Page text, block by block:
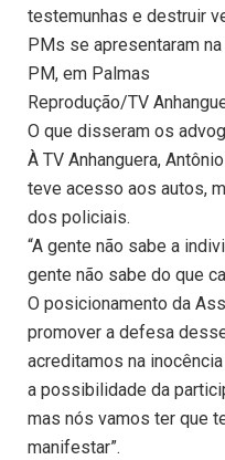
testemunhas e destruir
PMs se apresentaram
PM, em Palmas
Reprodução/TV
O que disseram os
À TV Anhanguera,
teve acesso aos autos,
dos policiais.
“A gente não sabe a
gente não sabe do que
O posicionamento da
promover a defesa
acreditamos na
a possibilidade da
mas nós vamos ter que
manifestar”.